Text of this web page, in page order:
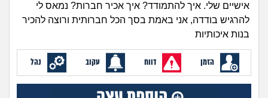
מתבגרים
לימודים וסטודנטים
אישיים שלי. איך להתמודד? איך אכיר חברות? נמאס לי
להרגיש בודדה, אני באמת בסך הכל חברותית ורוצה להכיר
בנות איכותיות
הזמן דווח עקוב נהל